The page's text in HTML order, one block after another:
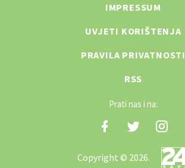
IMPRESSUM
UVJETI KORIŠTENJA
PRAVILA PRIVATNOSTI
RSS
Prati nas i na:
Copyright © 2026.